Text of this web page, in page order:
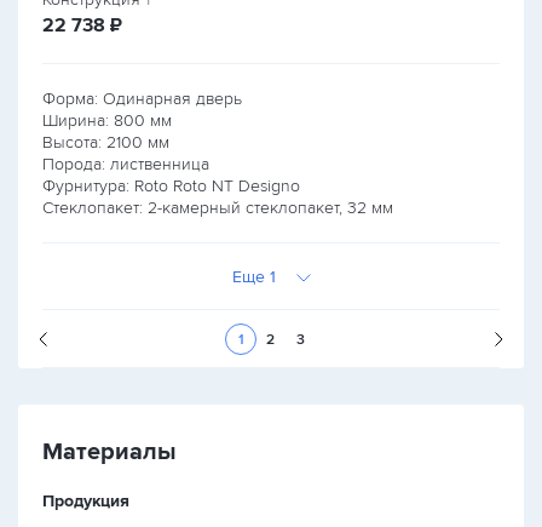
22 738 руб.
₽
Форма: Одинарная дверь
Ширина: 800 мм
Высота: 2100 мм
Порода: лиственница
Фурнитура: Roto Roto NT Designo
Стеклопакет: 2-камерный стеклопакет, 32 мм
Еще 1
1 2 3
Следующая
Материалы
Продукция